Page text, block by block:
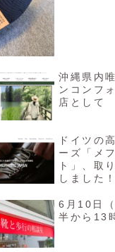
沖縄県内
ンコンフ
店として
ドイツの
ーズ「メ
ト」、取
しました！
6月10日
半から13